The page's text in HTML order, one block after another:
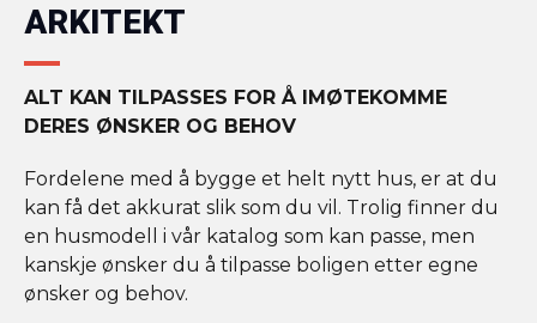
ARKITEKT
ALT KAN TILPASSES FOR Å IMØTEKOMME
DERES ØNSKER OG BEHOV
Fordelene med å bygge et helt nytt hus, er at du
kan få det akkurat slik som du vil. Trolig finner du
en husmodell i vår katalog som kan passe, men
kanskje ønsker du å tilpasse boligen etter egne
ønsker og behov.